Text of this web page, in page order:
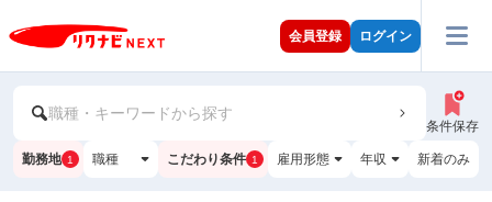
会員登録 ログイン
職種・キーワードから探す
条件保存
勤務地 1 職種 こだわり条件 1 雇用形態 年収 新着のみ